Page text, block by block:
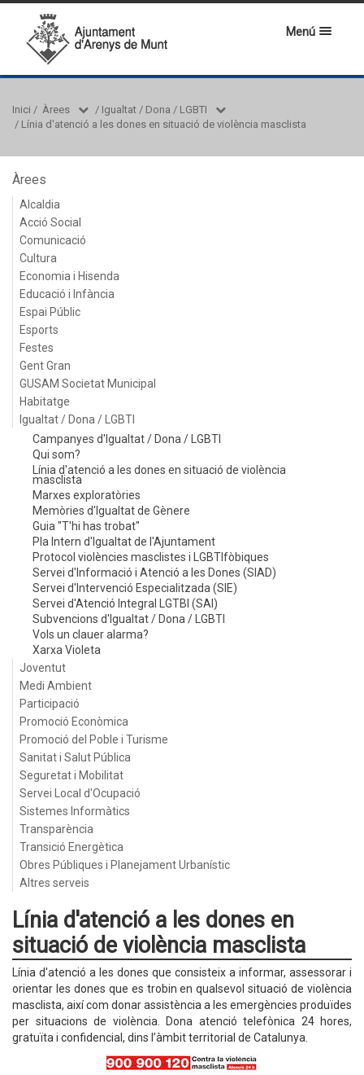
Menú
Inici / Àrees / Igualtat / Dona / LGBTI
/ Línia d'atenció a les dones en situació de violència masclista
Àrees
Alcaldia
Acció Social
Comunicació
Cultura
Economia i Hisenda
Educació i Infància
Espai Públic
Esports
Festes
Gent Gran
GUSAM Societat Municipal
Habitatge
Igualtat / Dona / LGBTI
Campanyes d'Igualtat / Dona / LGBTI
Qui som?
Línia d'atenció a les dones en situació de violència
masclista
Marxes exploratòries
Memòries d'Igualtat de Gènere
Guia "T'hi has trobat"
Pla Intern d'Igualtat de l'Ajuntament
Protocol violències masclistes i LGBTIfòbiques
Servei d'Informació i Atenció a les Dones (SIAD)
Servei d'Intervenció Especialitzada (SIE)
Servei d'Atenció Integral LGTBI (SAI)
Subvencions d'Igualtat / Dona / LGBTI
Vols un clauer alarma?
Xarxa Violeta
Joventut
Medi Ambient
Participació
Promoció Econòmica
Promoció del Poble i Turisme
Sanitat i Salut Pública
Seguretat i Mobilitat
Servei Local d'Ocupació
Sistemes Informàtics
Transparència
Transició Energètica
Obres Públiques i Planejament Urbanístic
Altres serveis
Línia d'atenció a les dones en
situació de violència masclista
Línia d'atenció a les dones que consisteix a informar, assessorar i
orientar les dones que es trobin en qualsevol situació de violència
masclista, així com donar assistència a les emergències produïdes
per situacions de violència. Dona atenció telefònica 24 hores,
gratuïta i confidencial, dins l’àmbit territorial de Catalunya.